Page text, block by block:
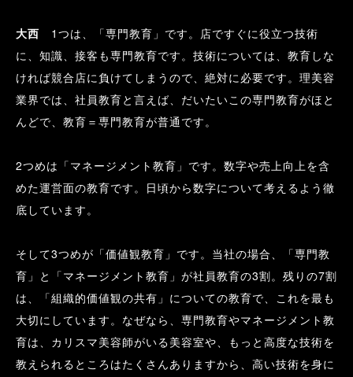
大西 1つは、「専門教育」です。店ですぐに役立つ技術
に、知識、接客も専門教育です。技術については、教育しな
ければ競合店に負けてしまうので、絶対に必要です。理美容
業界では、社員教育と言えば、だいたいこの専門教育がほと
んどで、教育＝専門教育が普通です。
2つめは「マネージメント教育」です。数字や売上向上を含
めた運営面の教育です。日頃から数字について考えるよう徹
底しています。
そして3つめが「価値観教育」です。当社の場合、「専門教
育」と「マネージメント教育」が社員教育の3割。残りの7割
は、「組織的価値観の共有」についての教育で、これを最も
大切にしています。なぜなら、専門教育やマネージメント教
育は、カリスマ美容師がいる美容室や、もっと高度な技術を
教えられるところはたくさんありますから、高い技術を身に